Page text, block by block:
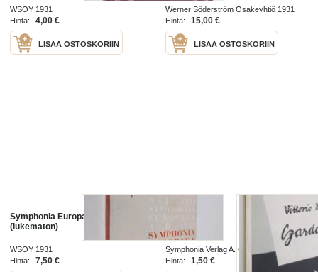
WSOY 1931
Hinta:
4,00 €
LISÄÄ OSTOSKORIIN
Werner Söderström Osakeyhtiö 1931
Hinta:
15,00 €
LISÄÄ OSTOSKORIIN
Symphonia Europaea A. D. 1931
(lukematon)
WSOY 1931
Hinta:
7,50 €
Symphonia Verlag A. G. 1922
Hinta:
1,50 €